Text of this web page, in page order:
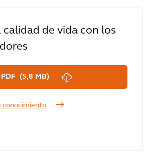
calidad de vida con los
(5,8 MB)
conocimiento